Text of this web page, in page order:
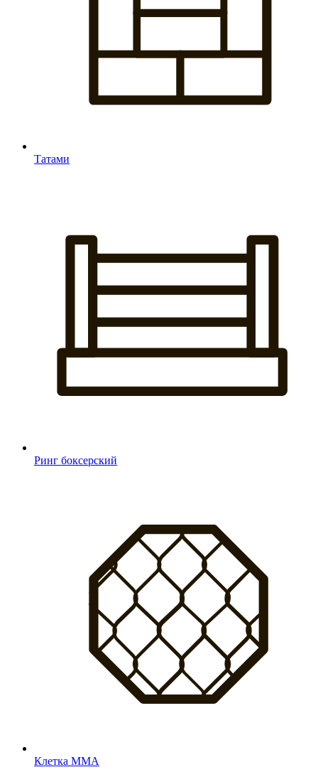
Татами
Ринг боксерский
Клетка MMA